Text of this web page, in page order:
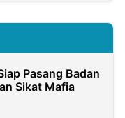
Pasang Badan
Sikat Mafia